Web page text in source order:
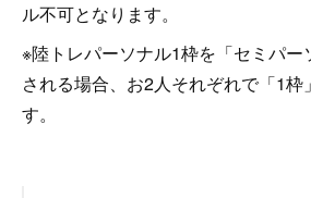
ル不可となります。
※陸トレパーソナル1枠を「セミパー
される場合、お2人それぞれで「1枠
す。